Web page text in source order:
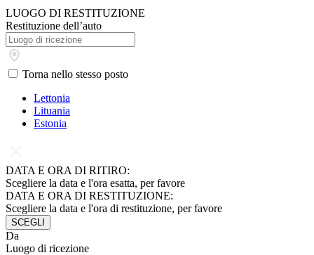
LUOGO DI RESTITUZIONE
Restituzione dell’auto
Torna nello stesso posto
Lettonia
Lituania
Estonia
DATA E ORA DI RITIRO:
Scegliere la data e l'ora esatta, per favore
DATA E ORA DI RESTITUZIONE:
Scegliere la data e l'ora di restituzione, per favore
SCEGLI
Da
Luogo di ricezione